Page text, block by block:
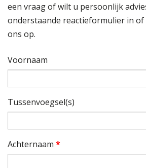
een vraag of wilt u persoonlijk
onderstaande reactieformulier in of
ons op.
Voornaam
Tussenvoegsel(s)
Achternaam *